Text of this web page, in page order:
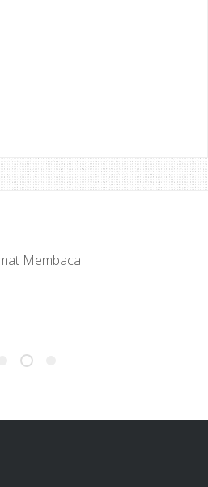
Jemput Datang Lagi